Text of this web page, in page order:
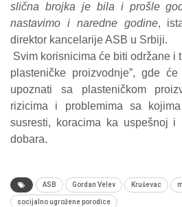
slična brojka je bila i prošle
nastavimo i naredne godine,
direktor kancelarije ASB u Srbiji.
Svim korisnicima će biti održane i
plasteničke proizvodnje”, gde
upoznati sa plasteničkom
rizicima i problemima sa
susresti, koracima ka uspešnoj i
dobara.
ASB Gordan Velev Kruševac
socijalno ugrožene porodice